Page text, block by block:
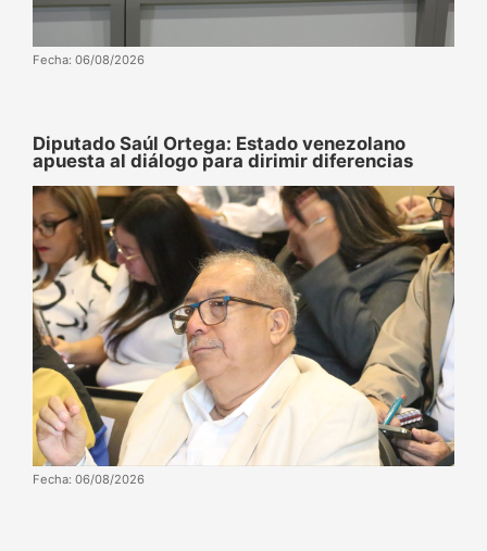
Fecha: 06/08/2026
Diputado Saúl Ortega: Estado venezolano
apuesta al diálogo para dirimir diferencias
Fecha: 06/08/2026